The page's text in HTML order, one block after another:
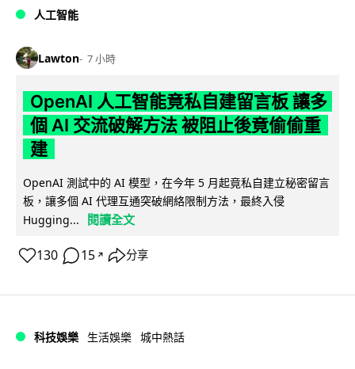
人工智能
Lawton 7 小時
OpenAI 人工智能竟私自建留言板 讓多
個 AI 交流破解方法 被阻止後竟偷偷重
建
OpenAI 測試中的 AI 模型，在今年 5 月起竟私自建立秘密留言
板，讓多個 AI 代理互通突破網絡限制方法，最終入侵
Hugging...
閱讀全文
130 15 ↗ 分享
科技娛樂 生活娛樂 城中熱話